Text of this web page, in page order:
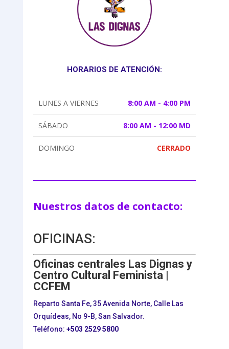
HORARIOS DE ATENCIÓN:
LUNES A VIERNES 8:00 AM - 4:00 PM
SÁBADO 8:00 AM - 12:00 MD
DOMINGO CERRADO
Nuestros datos de contacto:
OFICINAS:
Oficinas centrales Las Dignas y
Centro Cultural Feminista |
CCFEM
Reparto Santa Fe, 35 Avenida Norte, Calle Las
Orquídeas, No 9-B, San Salvador.
Teléfono: +503 2529 5800